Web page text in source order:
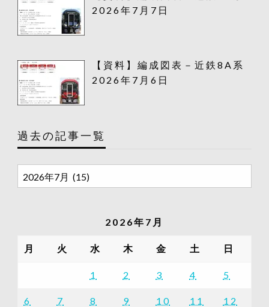
2026年7月7日
【資料】編成図表－近鉄8A系
2026年7月6日
過去の記事一覧
去
一
2026年7月
月 火 水 木 金 土 日
1 2 3 4 5
6 7 8 9 10 11 12